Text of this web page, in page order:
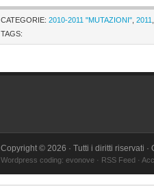
CATEGORIE: 2010-2011 "MUTAZIONI" 2011
TAGS:
Copyright © 2026 · Tutti i diritti riservati ·
Wordpress coding: evonove · RSS Feed ·